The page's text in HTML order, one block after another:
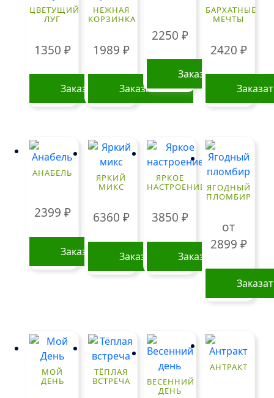
ЦВЕТУЩИЙ
ЛУГ
1350 ₽
Заказать
НЕЖНАЯ
КОРЗИНКА
1989 ₽
Заказать
2250 ₽
Заказать
БАРХАТНЫЕ
МЕЧТЫ
2420 ₽
АНАБЕЛЬ
2399 ₽
Заказать
ЯРКИЙ
МИКС
6360 ₽
Заказать
ЯРКОЕ
НАСТРОЕНИЕ
3850 ₽
Заказать
ЯГОДНЫЙ
ПЛОМБИР
от
2899 ₽
МОЙ
ДЕНЬ
ТЁПЛАЯ
ВСТРЕЧА
ВЕСЕННИЙ
ДЕНЬ
АНТРАКТ